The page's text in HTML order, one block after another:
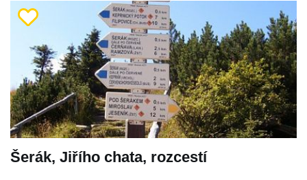
Šerák, Jiřího chata, rozcestí